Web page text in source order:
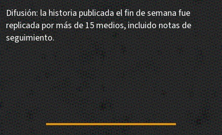
Difusión: la historia publicada el fin de semana fue
replicada por más de 15 medios, incluido notas de
seguimiento.